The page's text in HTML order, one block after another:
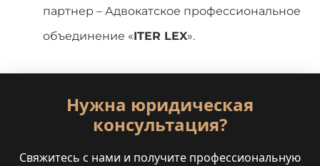
партнер – Адвокатское профессиональное
объединение «ITER LEX».
Нужна юридическая
консультация?
Свяжитесь с нами и получите профессиональную